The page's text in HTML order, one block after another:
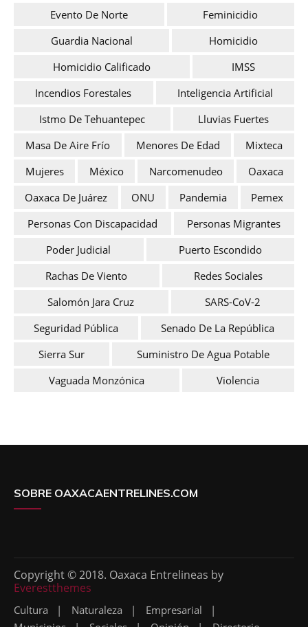
Evento De Norte
Feminicidio
Guardia Nacional
Homicidio
Homicidio Calificado
IMSS
Incendios Forestales
Inteligencia Artificial
Istmo De Tehuantepec
Lluvias Fuertes
Masa De Aire Frío
Menores De Edad
Mixteca
Mujeres
México Narcomenudeo
Oaxaca
Oaxaca De Juárez
ONU Pandemia
Pemex
Personas Con Discapacidad
Personas Migrantes
Poder Judicial
Puerto Escondido
Rachas De Viento
Redes Sociales
Salomón Jara Cruz
SARS-CoV-2
Seguridad Pública
Senado De La República
Sierra Sur
Suministro De Agua Potable
Vaguada Monzónica
Violencia
SOBRE OAXACAENTRELINES.COM
Copyright © 2018. Oaxaca Entrelineas by
Everestthemes
Cultura Naturaleza
Empresarial